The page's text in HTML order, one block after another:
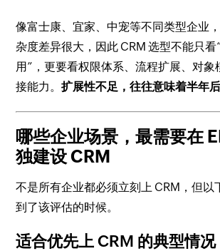
像富士康、宜家、中宠等不同类型企业
杂度差异很大，因此 CRM 选型不能只看
用”，更要看权限体系、流程扩展、对象
接能力。扩展性不足，往往意味着半年后
哪些企业场景，最需要在
独建设 CRM
不是所有企业都必须立刻上 CRM，但以
到了该评估的时候。
适合优先上 CRM 的典型情况